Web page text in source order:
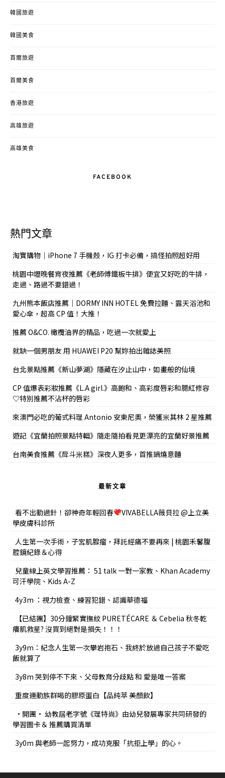
韓國旅遊
韓國美食
首爾旅遊
首爾美食
香港旅遊
高雄旅遊
高雄美食
FACEBOOK
熱門文章
淘寶購物｜iPhone 7 手機殼，IG 打卡必備，搞怪拍照超好用
桃園中壢晚餐宵夜推薦《老師傅鐵板牛排》便宜又好吃的牛排，
走過、路過不要錯過！
九州熊本飯店推薦｜DORMY INN HOTEL 免費拉麵、露天浴池和
愛心傘，超高 CP 值！大推！
推薦 O&CO. 橄欖油界的精品，吃過一次就愛上
就缺一個男朋友 用 HUAWEI P20 幫妳拍出雜誌美照
台北景點推薦《新山夢湖》隱藏在汐止山中，如畫般的仙境
CP 值爆表彩妝推薦《L.A girl.》高飽和、高彩度唇彩和腮紅修容
♡特別推薦不沾杯的唇彩
來澳門必吃的葡式料理 Antonio 安東尼奧，榮獲米其林 2 星推薦
遊記《宜蘭拍照景點特輯》隨走隨拍看見更漂亮的宜蘭好景推薦
台南美食推薦《戽斗米糕》深夜人更多，首推鍋燒意麵
最新文章
看不出動過針！卻神奇年輕回春
VIVABELLA薇貝拉 @上立美
學皮膚科診所
人生第一次手術，子宮肌腺瘤，拜託經痛不要再來 | 桃園禾馨腹
腔鏡紀錄＆心得
兒童線上英文學習推薦： 51 talk 一對一家教、Khan Academy
可汗學院、Kids A-Z
4y3m ：視力檢查、練習犯錯、認識華德福
【已結團】30分鐘緊實撫紋 PURETÉCARE ＆ Cebelia 秋冬乾
癢肌救星? 沒買到絕對是損失！！！
3y9m：紀念人生第一次攀岩抱石、我終於放過自己孩子不愛吃
飯就算了
3y8m 哭到停不下來、父母教育分歧點 和 愛是唯一答案
重度運動族群喝的膠原蛋白【品純萃 美顏飲】
•開團• 幼教屆老字號《理特尚》由幼兒發展專家共同研發的
學習圖卡＆ 推薦購買清單
3y0m 與老師一起努力，成功克服「抗拒上學」的心。